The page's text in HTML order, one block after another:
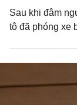
Sau khi đâm
tô đã phóng xe